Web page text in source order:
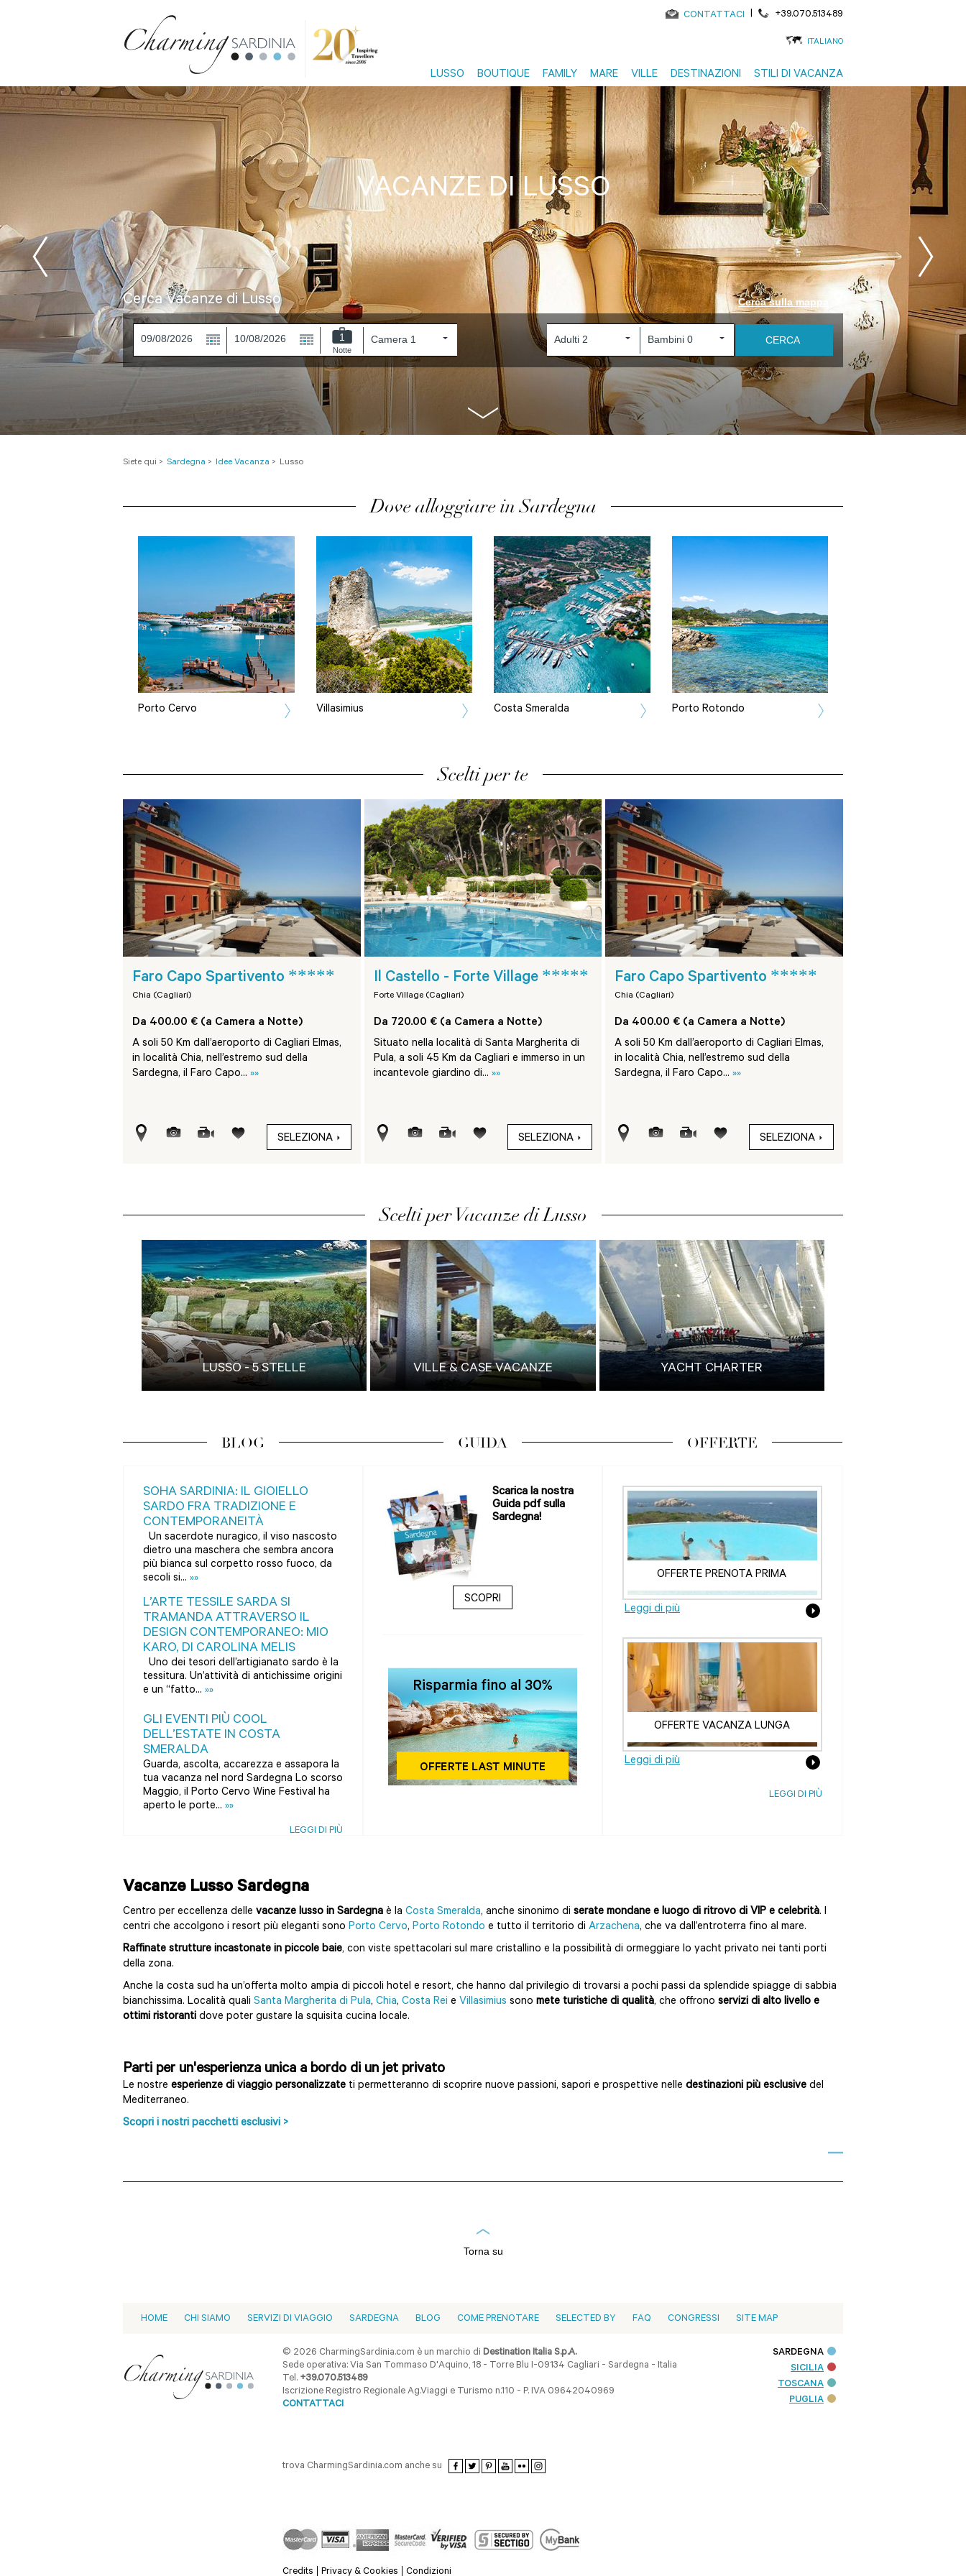
CONTATTACI | +39.070.513489
ITALIANO
LUSSO BOUTIQUE FAMILY MARE VILLE DESTINAZIONI STILI DI VACANZA
VACANZE DI LUSSO
Cerca Vacanze di Lusso Cerca sulla mappa
1
Notte
Siete qui > Sardegna > Idee Vacanza > Lusso
Dove alloggiare in Sardegna
Porto Cervo Villasimius Costa Smeralda Porto Rotondo
Scelti per te
Faro Capo Spartivento *****
Chia (Cagliari)
Da 400.00 € (a Camera a Notte)
A soli 50 Km dall’aeroporto di Cagliari Elmas,
in località Chia, nell’estremo sud della
Sardegna, il Faro Capo... »»
SELEZIONA
Il Castello - Forte Village *****
Forte Village (Cagliari)
Da 720.00 € (a Camera a Notte)
Situato nella località di Santa Margherita di
Pula, a soli 45 Km da Cagliari e immerso in un
incantevole giardino di... »»
SELEZIONA
Faro Capo Spartivento *****
Chia (Cagliari)
Da 400.00 € (a Camera a Notte)
A soli 50 Km dall’aeroporto di Cagliari Elmas,
in località Chia, nell’estremo sud della
Sardegna, il Faro Capo...»»
SELEZIONA
Scelti per Vacanze di Lusso
LUSSO - 5 STELLE VILLE & CASE VACANZE YACHT CHARTER
BLOG
SOHA SARDINIA: IL GIOIELLO
SARDO FRA TRADIZIONE E
CONTEMPORANEITÀ
Un sacerdote nuragico, il viso nascosto
dietro una maschera che sembra ancora
più bianca sul corpetto rosso fuoco, da
secoli si... »»
L’ARTE TESSILE SARDA SI
TRAMANDA ATTRAVERSO IL
DESIGN CONTEMPORANEO: MIO
KARO, DI CAROLINA MELIS
Uno dei tesori dell’artigianato sardo è la
tessitura. Un’attività di antichissime origini
e un “fatto... »»
GLI EVENTI PIÙ COOL
DELL’ESTATE IN COSTA
SMERALDA
Guarda, ascolta, accarezza e assapora la
tua vacanza nel nord Sardegna Lo scorso
Maggio, il Porto Cervo Wine Festival ha
aperto le porte... »»
LEGGI DI PIÙ
GUIDA
Scarica la nostra
Guida pdf sulla
Sardegna!
SCOPRI
OFFERTE
OFFERTE PRENOTA PRIMA
Leggi di più
OFFERTE VACANZA LUNGA
Leggi di più
LEGGI DI PIÙ
Vacanze Lusso Sardegna
Centro per eccellenza delle vacanze lusso in Sardegna è la Costa Smeralda, anche sinonimo di serate mondane e luogo di ritrovo di VIP e celebrità. I
centri che accolgono i resort più eleganti sono Porto Cervo, Porto Rotondo e tutto il territorio di Arzachena, che va dall’entroterra fino al mare.
Raffinate strutture incastonate in piccole baie, con viste spettacolari sul mare cristallino e la possibilità di ormeggiare lo yacht privato nei tanti porti
della zona.
Anche la costa sud ha un’offerta molto ampia di piccoli hotel e resort, che hanno dal privilegio di trovarsi a pochi passi da splendide spiagge di sabbia
bianchissima. Località quali Santa Margherita di Pula, Chia, Costa Rei e Villasimius sono mete turistiche di qualità, che offrono servizi di alto livello e
ottimi ristoranti dove poter gustare la squisita cucina locale.
Parti per un'esperienza unica a bordo di un jet privato
Le nostre esperienze di viaggio personalizzate ti permetteranno di scoprire nuove passioni, sapori e prospettive nelle destinazioni più esclusive del
Mediterraneo.
Scopri i nostri pacchetti esclusivi >
Torna su
HOME CHI SIAMO SERVIZI DI VIAGGIO SARDEGNA BLOG COME PRENOTARE SELECTED BY FAQ CONGRESSI SITE MAP
© 2026 CharmingSardinia.com è un marchio diDestination Italia S.p.A.
Sede operativa: Via San Tommaso D'Aquino, 18 - Torre Blu I-09134 Cagliari - Sardegna - Italia
Tel. +39.070.513489
Iscrizione Registro Regionale Ag.Viaggi e Turismo n.110 - P. IVA 09642040969
CONTATTACI
trova CharmingSardinia.com anche su
Credits Privacy & Cookies Condizioni
SARDEGNA
SICILIA
TOSCANA
PUGLIA